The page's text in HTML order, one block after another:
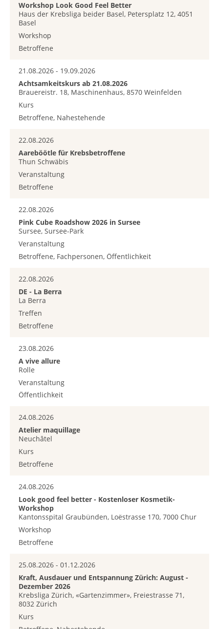
Workshop Look Good Feel Better
Haus der Krebsliga beider Basel, Petersplatz 12, 4051
Basel
Workshop
Betroffene
21.08.2026 - 19.09.2026
Achtsamkeitskurs ab 21.08.2026
Brauereistr. 18, Maschinenhaus, 8570 Weinfelden
Kurs
Betroffene, Nahestehende
22.08.2026
Aareböötle für Krebsbetroffene
Thun Schwäbis
Veranstaltung
Betroffene
22.08.2026
Pink Cube Roadshow 2026 in Sursee
Sursee, Sursee-Park
Veranstaltung
Betroffene, Fachpersonen, Öffentlichkeit
22.08.2026
DE - La Berra
La Berra
Treffen
Betroffene
23.08.2026
A vive allure
Rolle
Veranstaltung
Öffentlichkeit
24.08.2026
Atelier maquillage
Neuchâtel
Kurs
Betroffene
24.08.2026
Look good feel better - Kostenloser Kosmetik-
Workshop
Kantonsspital Graubünden, Loëstrasse 170, 7000 Chur
Workshop
Betroffene
25.08.2026 - 01.12.2026
Kraft, Ausdauer und Entspannung Zürich: August -
Dezember 2026
Krebsliga Zürich, «Gartenzimmer», Freiestrasse 71,
8032 Zürich
Kurs